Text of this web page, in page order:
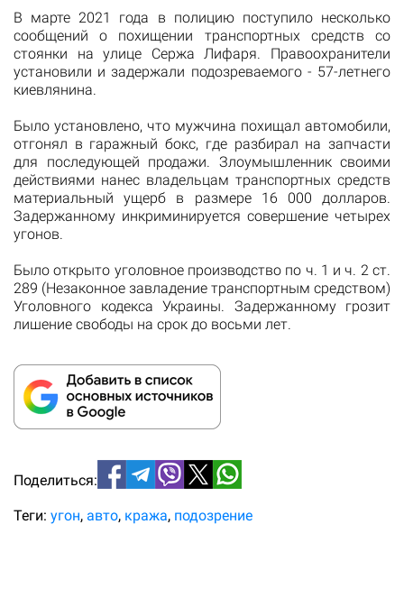
В марте 2021 года в полицию поступило несколько
сообщений о похищении транспортных средств со
стоянки на улице Сержа Лифаря. Правоохранители
установили и задержали подозреваемого - 57-летнего
киевлянина.
Было установлено, что мужчина похищал автомобили,
отгонял в гаражный бокс, где разбирал на запчасти
для последующей продажи. Злоумышленник своими
действиями нанес владельцам транспортных средств
материальный ущерб в размере 16 000 долларов.
Задержанному инкриминируется совершение четырех
угонов.
Было открыто уголовное производство по ч. 1 и ч. 2 ст.
289 (Незаконное завладение транспортным средством)
Уголовного кодекса Украины. Задержанному грозит
лишение свободы на срок до восьми лет.
Поделиться:
Теги: угон авто кража подозрение